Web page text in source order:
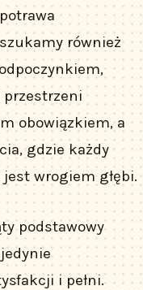
również
obowiązkiem, a
gdzie każdy
wrogiem głębi.
podstawowy
i pełni.